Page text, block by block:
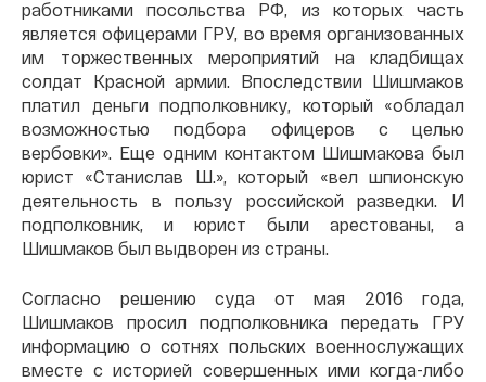
работниками посольства РФ, из которых часть
является офицерами ГРУ, во время организованных
им торжественных мероприятий на кладбищах
солдат Красной армии. Впоследствии Шишмаков
платил деньги подполковнику, который «обладал
возможностью подбора офицеров с целью
вербовки». Еще одним контактом Шишмакова был
юрист «Станислав Ш.», который «вел шпионскую
деятельность в пользу российской разведки. И
подполковник, и юрист были арестованы, а
Шишмаков был выдворен из страны.
Согласно решению суда от мая 2016 года,
Шишмаков просил подполковника передать ГРУ
информацию о сотнях польских военнослужащих
вместе с историей совершенных ими когда-либо